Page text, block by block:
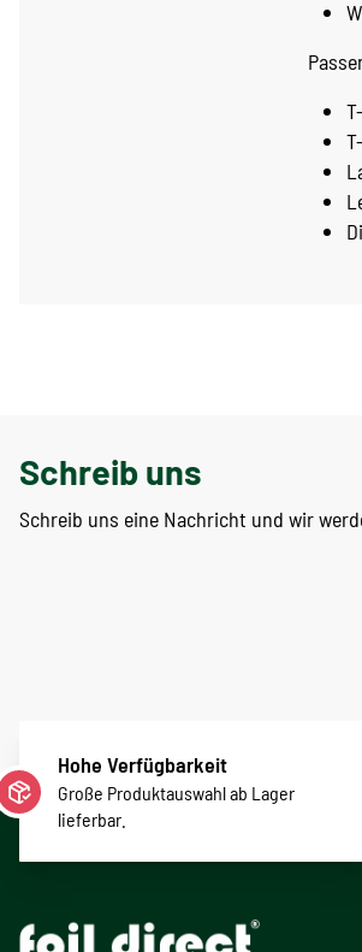
Schreib uns
Schreib uns eine Nachricht und wir
Hohe Verfügbarkeit
Große Produktauswahl ab Lager
lieferbar.